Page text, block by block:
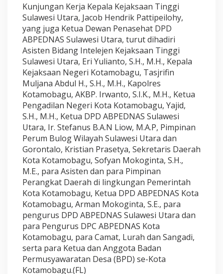
Kunjungan Kerja Kepala Kejaksaan Tinggi
Sulawesi Utara, Jacob Hendrik Pattipeilohy,
yang juga Ketua Dewan Penasehat DPD
ABPEDNAS Sulawesi Utara, turut dihadiri
Asisten Bidang Intelejen Kejaksaan Tinggi
Sulawesi Utara, Eri Yulianto, S.H., M.H., Kepala
Kejaksaan Negeri Kotamobagu, Tasjrifin
Muljana Abdul H., S.H., M.H., Kapolres
Kotamobagu, AKBP. Irwanto, S.I.K., M.H., Ketua
Pengadilan Negeri Kota Kotamobagu, Yajid,
S.H., M.H., Ketua DPD ABPEDNAS Sulawesi
Utara, Ir. Stefanus B.A.N Liow, M.A.P, Pimpinan
Perum Bulog Wilayah Sulawesi Utara dan
Gorontalo, Kristian Prasetya, Sekretaris Daerah
Kota Kotamobagu, Sofyan Mokoginta, S.H.,
M.E., para Asisten dan para Pimpinan
Perangkat Daerah di lingkungan Pemerintah
Kota Kotamobagu, Ketua DPD ABPEDNAS Kota
Kotamobagu, Arman Mokoginta, S.E., para
pengurus DPD ABPEDNAS Sulawesi Utara dan
para Pengurus DPC ABPEDNAS Kota
Kotamobagu, para Camat, Lurah dan Sangadi,
serta para Ketua dan Anggota Badan
Permusyawaratan Desa (BPD) se-Kota
Kotamobagu.(FL)